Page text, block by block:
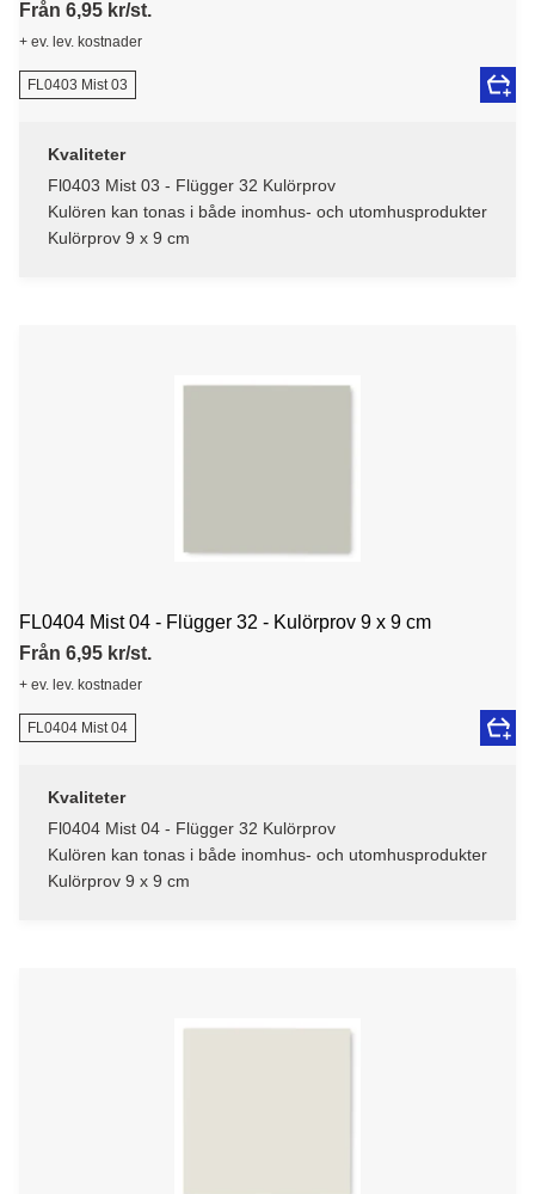
Från 6,95 kr/st.
+ ev. lev. kostnader
FL0403 Mist 03
Kvaliteter
Fl0403 Mist 03 - Flügger 32 Kulörprov
Kulören kan tonas i både inomhus- och utomhusprodukter
Kulörprov 9 x 9 cm
FL0404 Mist 04 - Flügger 32 - Kulörprov 9 x 9 cm
Från 6,95 kr/st.
+ ev. lev. kostnader
FL0404 Mist 04
Kvaliteter
Fl0404 Mist 04 - Flügger 32 Kulörprov
Kulören kan tonas i både inomhus- och utomhusprodukter
Kulörprov 9 x 9 cm